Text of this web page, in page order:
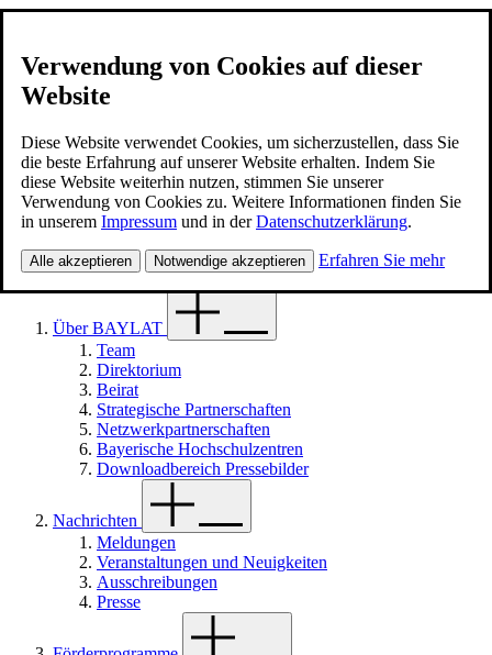
Verwendung von Cookies auf dieser
Website
Diese Website verwendet Cookies, um sicherzustellen, dass Sie
die beste Erfahrung auf unserer Website erhalten. Indem Sie
diese Website weiterhin nutzen, stimmen Sie unserer
Verwendung von Cookies zu. Weitere Informationen finden Sie
in unserem Impressum und in derDatenschutzerklärung.
Alle akzeptieren Notwendige akzeptieren Erfahren Sie mehr
Kontakt
Deutsch
Suche
Suche
Menü
Über BAYLAT
Team
Direktorium
Beirat
Strategische Partnerschaften
Netzwerkpartnerschaften
Bayerische Hochschulzentren
Downloadbereich Pressebilder
Nachrichten
Meldungen
Veranstaltungen und Neuigkeiten
Ausschreibungen
Presse